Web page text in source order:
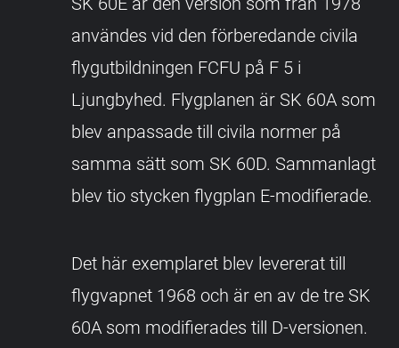
användes vid den förberedande civila
flygutbildningen FCFU på F 5 i
Ljungbyhed. Flygplanen är SK 60A som
blev anpassade till civila normer på
samma sätt som SK 60D. Sammanlagt
blev tio stycken flygplan E-modifierade.
Det här exemplaret blev levererat till
flygvapnet 1968 och är en av de tre SK
60A som modifierades till D-versionen.